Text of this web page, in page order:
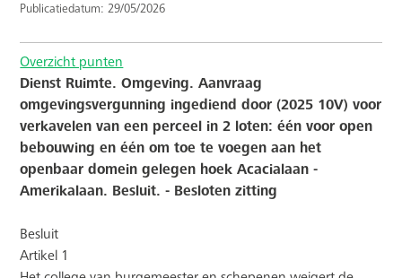
Publicatiedatum: 29/05/2026
Overzicht punten
Dienst Ruimte. Omgeving. Aanvraag
omgevingsvergunning ingediend door (2025 10V) voor
verkavelen van een perceel in 2 loten: één voor open
bebouwing en één om toe te voegen aan het
openbaar domein gelegen hoek Acacialaan -
Amerikalaan. Besluit. - Besloten zitting
Besluit
Artikel 1